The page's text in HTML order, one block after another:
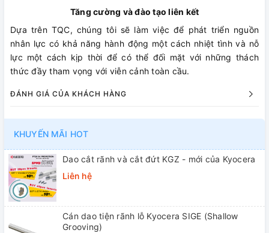
Tăng cường và đào tạo liên kết
Dựa trên TQC, chúng tôi sẽ làm việc để phát triển nguồn
nhân lực có khả năng hành động một cách nhiệt tình và nỗ
lực một cách kịp thời để có thể đối mặt với những thách
thức đầy tham vọng với viễn cảnh toàn cầu.
ĐÁNH GIÁ CỦA KHÁCH HÀNG
KHUYẾN MÃI HOT
Dao cắt rãnh và cắt đứt KGZ - mới của Kyocera
Liên hệ
Cán dao tiện rãnh lỗ Kyocera SIGE (Shallow
Grooving)